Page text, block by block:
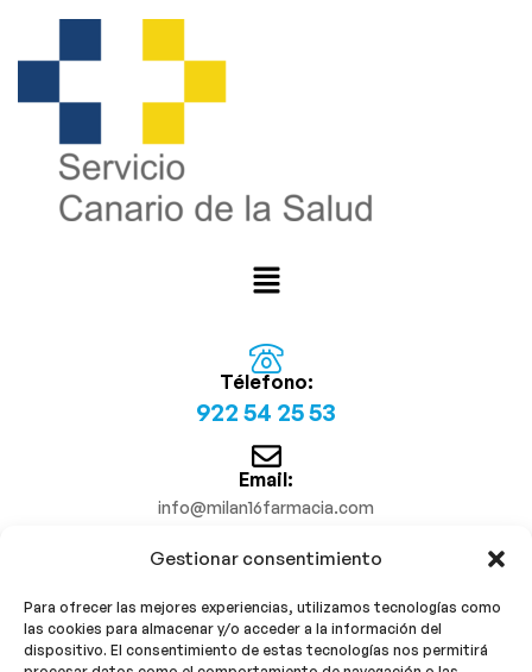
Gestionar consentimiento
Para ofrecer las mejores experiencias, utilizamos tecnologías como
las cookies para almacenar y/o acceder a la información del
dispositivo. El consentimiento de estas tecnologías nos permitirá
Télefono:
922 54 25 53
Email:
info@milan16farmacia.com
¡Síguenos!